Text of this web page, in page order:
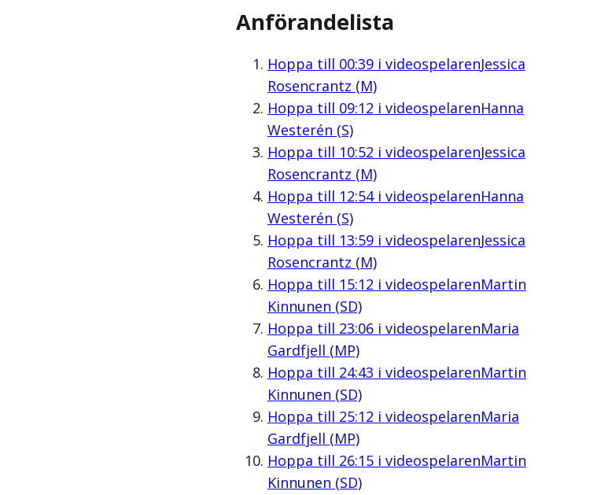
Anförandelista
Hoppa till 00:39i videospelarenJessica
Rosencrantz (M)
Hoppa till 09:12 i videospelarenHanna
Westerén (S)
Hoppa till 10:52 i videospelarenJessica
Rosencrantz (M)
Hoppa till 12:54i videospelarenHanna
Westerén (S)
Hoppa till 13:59i videospelarenJessica
Rosencrantz (M)
Hoppa till 15:12 i videospelarenMartin
Kinnunen (SD)
Hoppa till 23:06i videospelarenMaria
Gardfjell (MP)
Hoppa till 24:43 i videospelarenMartin
Kinnunen (SD)
Hoppa till 25:12 i videospelarenMaria
Gardfjell (MP)
Hoppa till 26:15i videospelarenMartin
Kinnunen (SD)